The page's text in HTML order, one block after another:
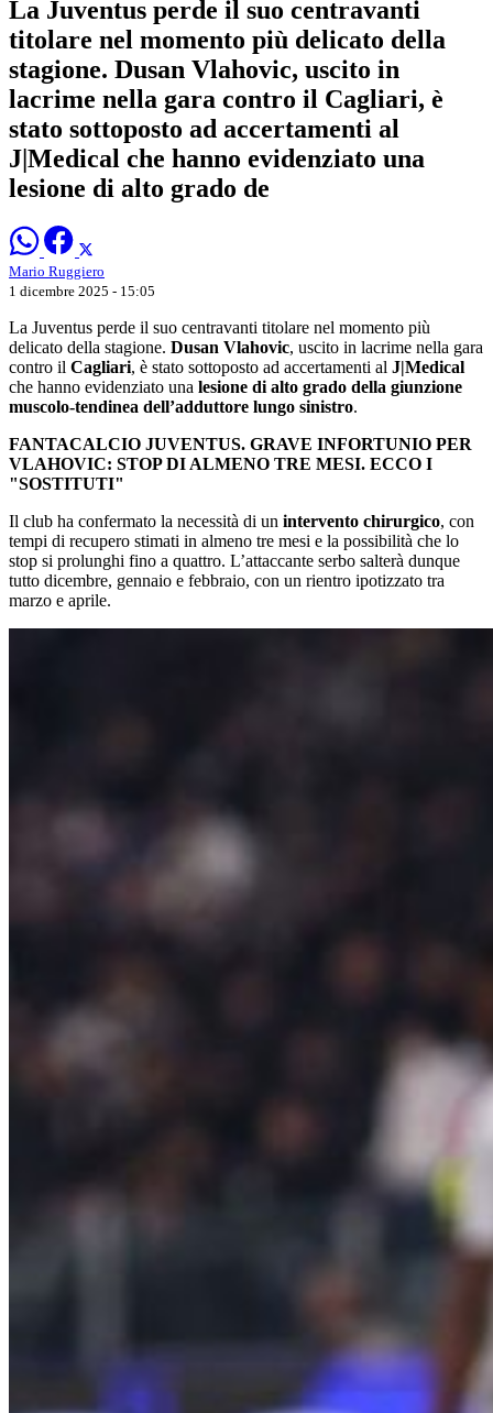
La Juventus perde il suo centravanti
titolare nel momento più delicato della
stagione. Dusan Vlahovic, uscito in
lacrime nella gara contro il Cagliari, è
stato sottoposto ad accertamenti al
J|Medical che hanno evidenziato una
lesione di alto grado de
Mario Ruggiero
1 dicembre 2025 - 15:05
La Juventus perde il suo centravanti titolare nel momento più
delicato della stagione. Dusan Vlahovic, uscito in lacrime nella gara
contro il Cagliari, è stato sottoposto ad accertamenti al J|Medical
che hanno evidenziato una lesione di alto grado della giunzione
muscolo-tendinea dell’adduttore lungo sinistro.
FANTACALCIO JUVENTUS. GRAVE INFORTUNIO PER
VLAHOVIC: STOP DI ALMENO TRE MESI. ECCO I
"SOSTITUTI"
Il club ha confermato la necessità di un intervento chirurgico, con
tempi di recupero stimati in almeno tre mesi e la possibilità che lo
stop si prolunghi fino a quattro. L’attaccante serbo salterà dunque
tutto dicembre, gennaio e febbraio, con un rientro ipotizzato tra
marzo e aprile.